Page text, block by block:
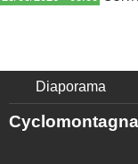
Diaporama